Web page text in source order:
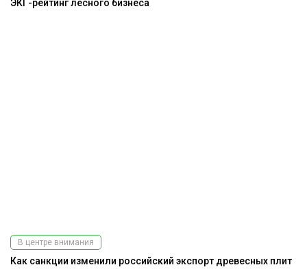
ЭКГ-рейтинг лесного бизнеса
В центре внимания
Как санкции изменили российский экспорт древесных плит